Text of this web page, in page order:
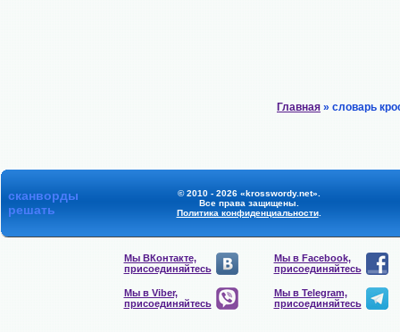
Главная » словарь
сканворды
решать
© 2010 - 2026 «krosswordy.net».
Все права защищены.
Политика конфиденциальности.
Мы ВКонтакте,
присоединяйтесь
Мы в Facebook,
присоединяйтесь
Мы в Viber,
присоединяйтесь
Мы в Telegram,
присоединяйтесь